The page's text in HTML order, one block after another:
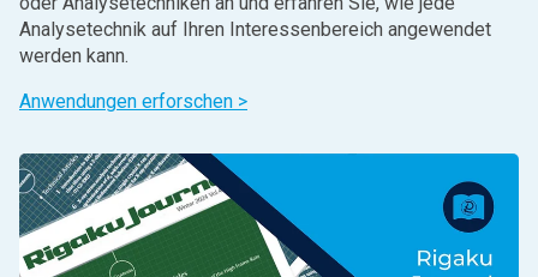
Analysetechnik auf Ihren Interessenbereich angewendet
werden kann.
Anwendungen erforschen >